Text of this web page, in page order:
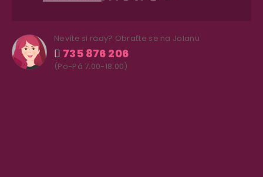
Nevíte si rady? Obraťte se na Jolanu
735 876 206
(Po-Pá 7.00-18.00)